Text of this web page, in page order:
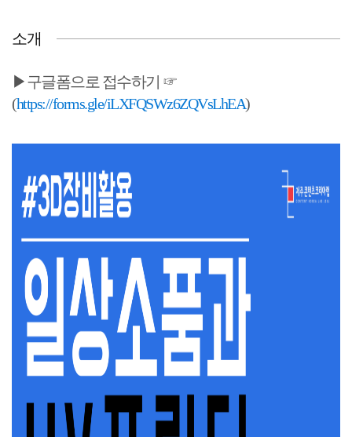
소개
▶구글폼으로 접수하기 ☞
(https://forms.gle/iLXFQSWz6ZQVsLhEA)